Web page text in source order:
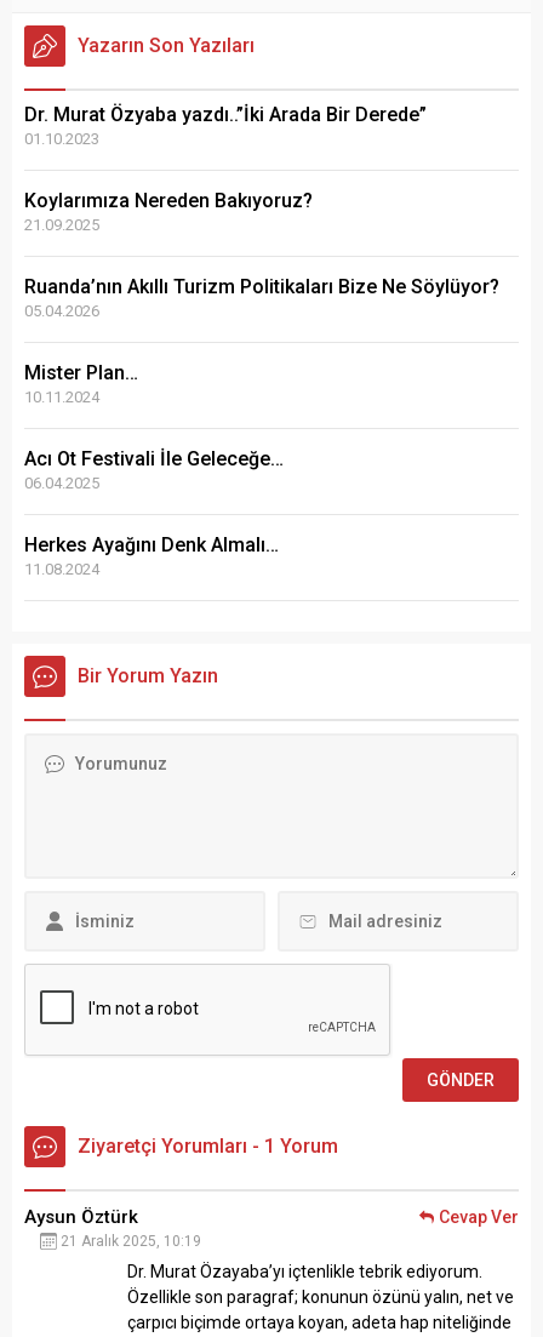
Yazarın Son Yazıları
Dr. Murat Özyaba yazdı..”İki Arada Bir Derede”
01.10.2023
Koylarımıza Nereden Bakıyoruz?
21.09.2025
Ruanda’nın Akıllı Turizm Politikaları Bize Ne Söylüyor?
05.04.2026
Mister Plan…
10.11.2024
Acı Ot Festivali İle Geleceğe…
06.04.2025
Herkes Ayağını Denk Almalı…
11.08.2024
Bir Yorum Yazın
Ziyaretçi Yorumları - 1 Yorum
Aysun Öztürk
21 Aralık 2025, 10:19
Dr. Murat Özayaba’yı içtenlikle tebrik ediyorum.
Özellikle son paragraf; konunun özünü yalın, net ve
çarpıcı biçimde ortaya koyan, adeta hap niteliğinde
Cevap Ver